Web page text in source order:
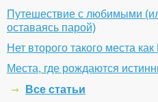
Путешествие с любимыми
оставаясь парой)
Нет второго такого места как
Места, где рождаются
Все статьи